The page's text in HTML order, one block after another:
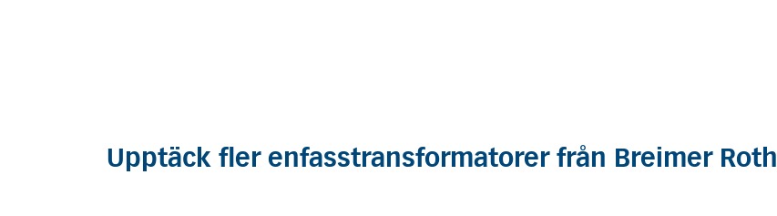
Upptäck fler enfasstransformatorer från Breimer Roth